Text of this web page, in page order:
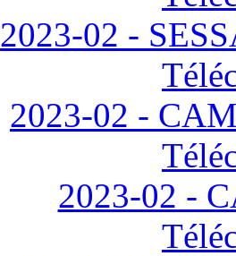
2023-02 -
2023-02 -
2023-02 -